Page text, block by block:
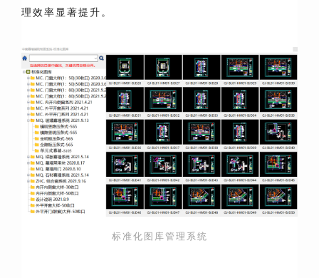
理效率显著提升。
标准化图库管理系统